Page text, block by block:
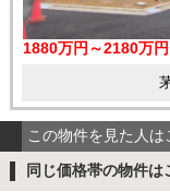
1880万円～2180万円
この物件を見た人
同じ価格帯の物件は